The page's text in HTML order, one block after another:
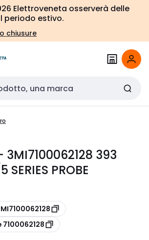
Elettroveneta osserverà delle
periodo estivo.
chiusure
3MI7100062128 393
PROBE